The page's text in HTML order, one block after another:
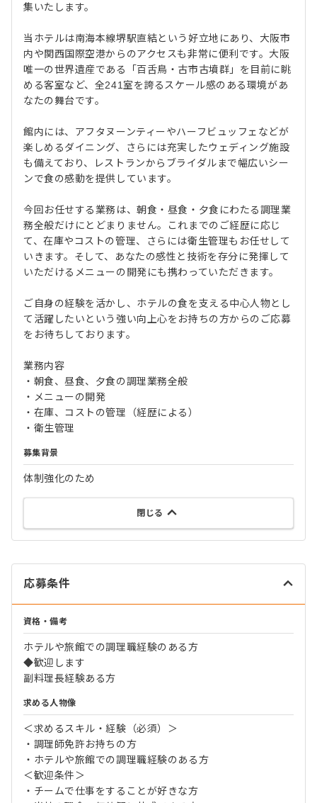
集いたします。
当ホテルは南海本線堺駅直結という好立地にあり、大阪市
内や関西国際空港からのアクセスも非常に便利です。大阪
唯一の世界遺産である「百舌鳥・古市古墳群」を目前に眺
める客室など、全241室を誇るスケール感のある環境があ
なたの舞台です。
館内には、アフタヌーンティーやハーフビュッフェなどが
楽しめるダイニング、さらには充実したウェディング施設
も備えており、レストランからブライダルまで幅広いシー
ンで食の感動を提供しています。
今回お任せする業務は、朝食・昼食・夕食にわたる調理業
務全般だけにとどまりません。これまでのご経歴に応じ
て、在庫やコストの管理、さらには衛生管理もお任せして
いきます。そして、あなたの感性と技術を存分に発揮して
いただけるメニューの開発にも携わっていただきます。
ご自身の経験を活かし、ホテルの食を支える中心人物とし
て活躍したいという強い向上心をお持ちの方からのご応募
をお待ちしております。
業務内容
・朝食、昼食、夕食の調理業務全般
・メニューの開発
・在庫、コストの管理（経歴による）
・衛生管理
募集背景
体制強化のため
閉じる
応募条件
資格・備考
ホテルや旅館での調理職経験のある方
◆歓迎します
副料理長経験ある方
求める人物像
＜求めるスキル・経験（必須）＞
・調理師免許お持ちの方
・ホテルや旅館での調理職経験のある方
＜歓迎条件＞
・チームで仕事をすることが好きな方